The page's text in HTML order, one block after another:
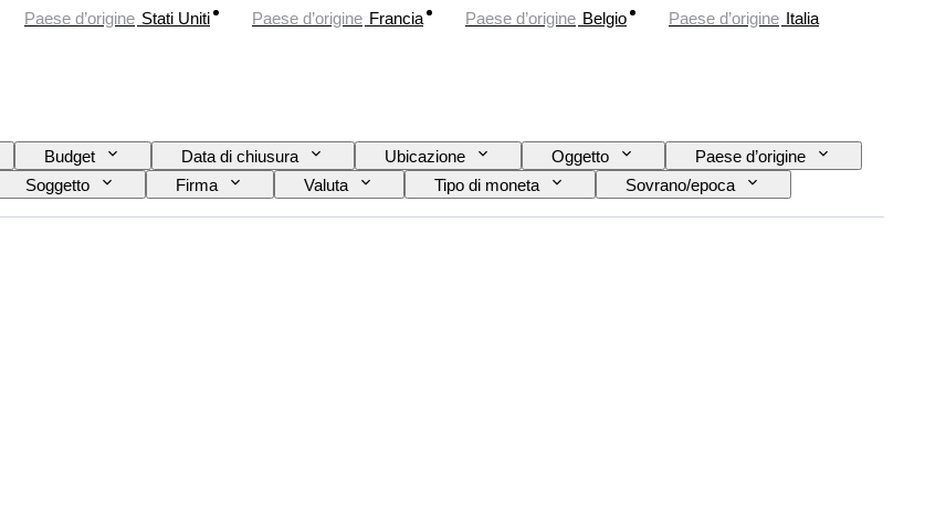
Paese d’origine Stati Uniti Paese d’origine Francia Paese d’origine Belgio Paese d’origine Italia
Budget Data di chiusura Ubicazione Oggetto
Paese d’origine
Soggetto Firma Valuta Tipo di moneta
Sovrano/epoca